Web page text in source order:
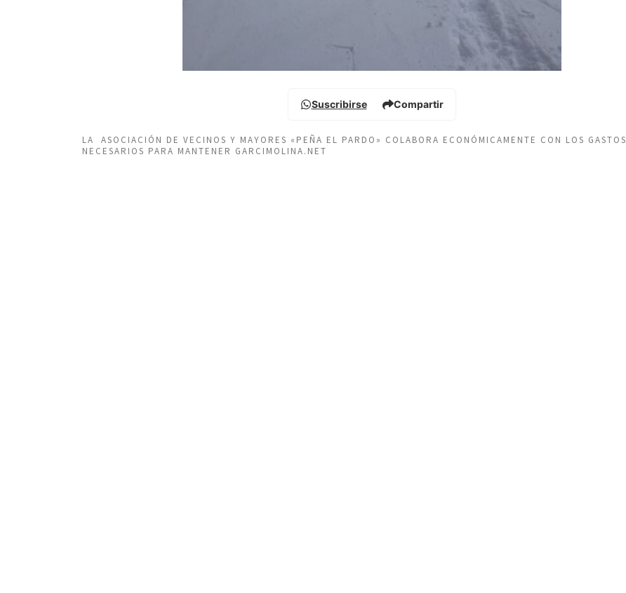
Suscribirse Compartir
LA ASOCIACIÓN DE VECINOS Y MAYORES «PEÑA EL PARDO» COLABORA ECONÓMICAMENTE CON LOS GASTOS
NECESARIOS PARA MANTENER GARCIMOLINA.NET